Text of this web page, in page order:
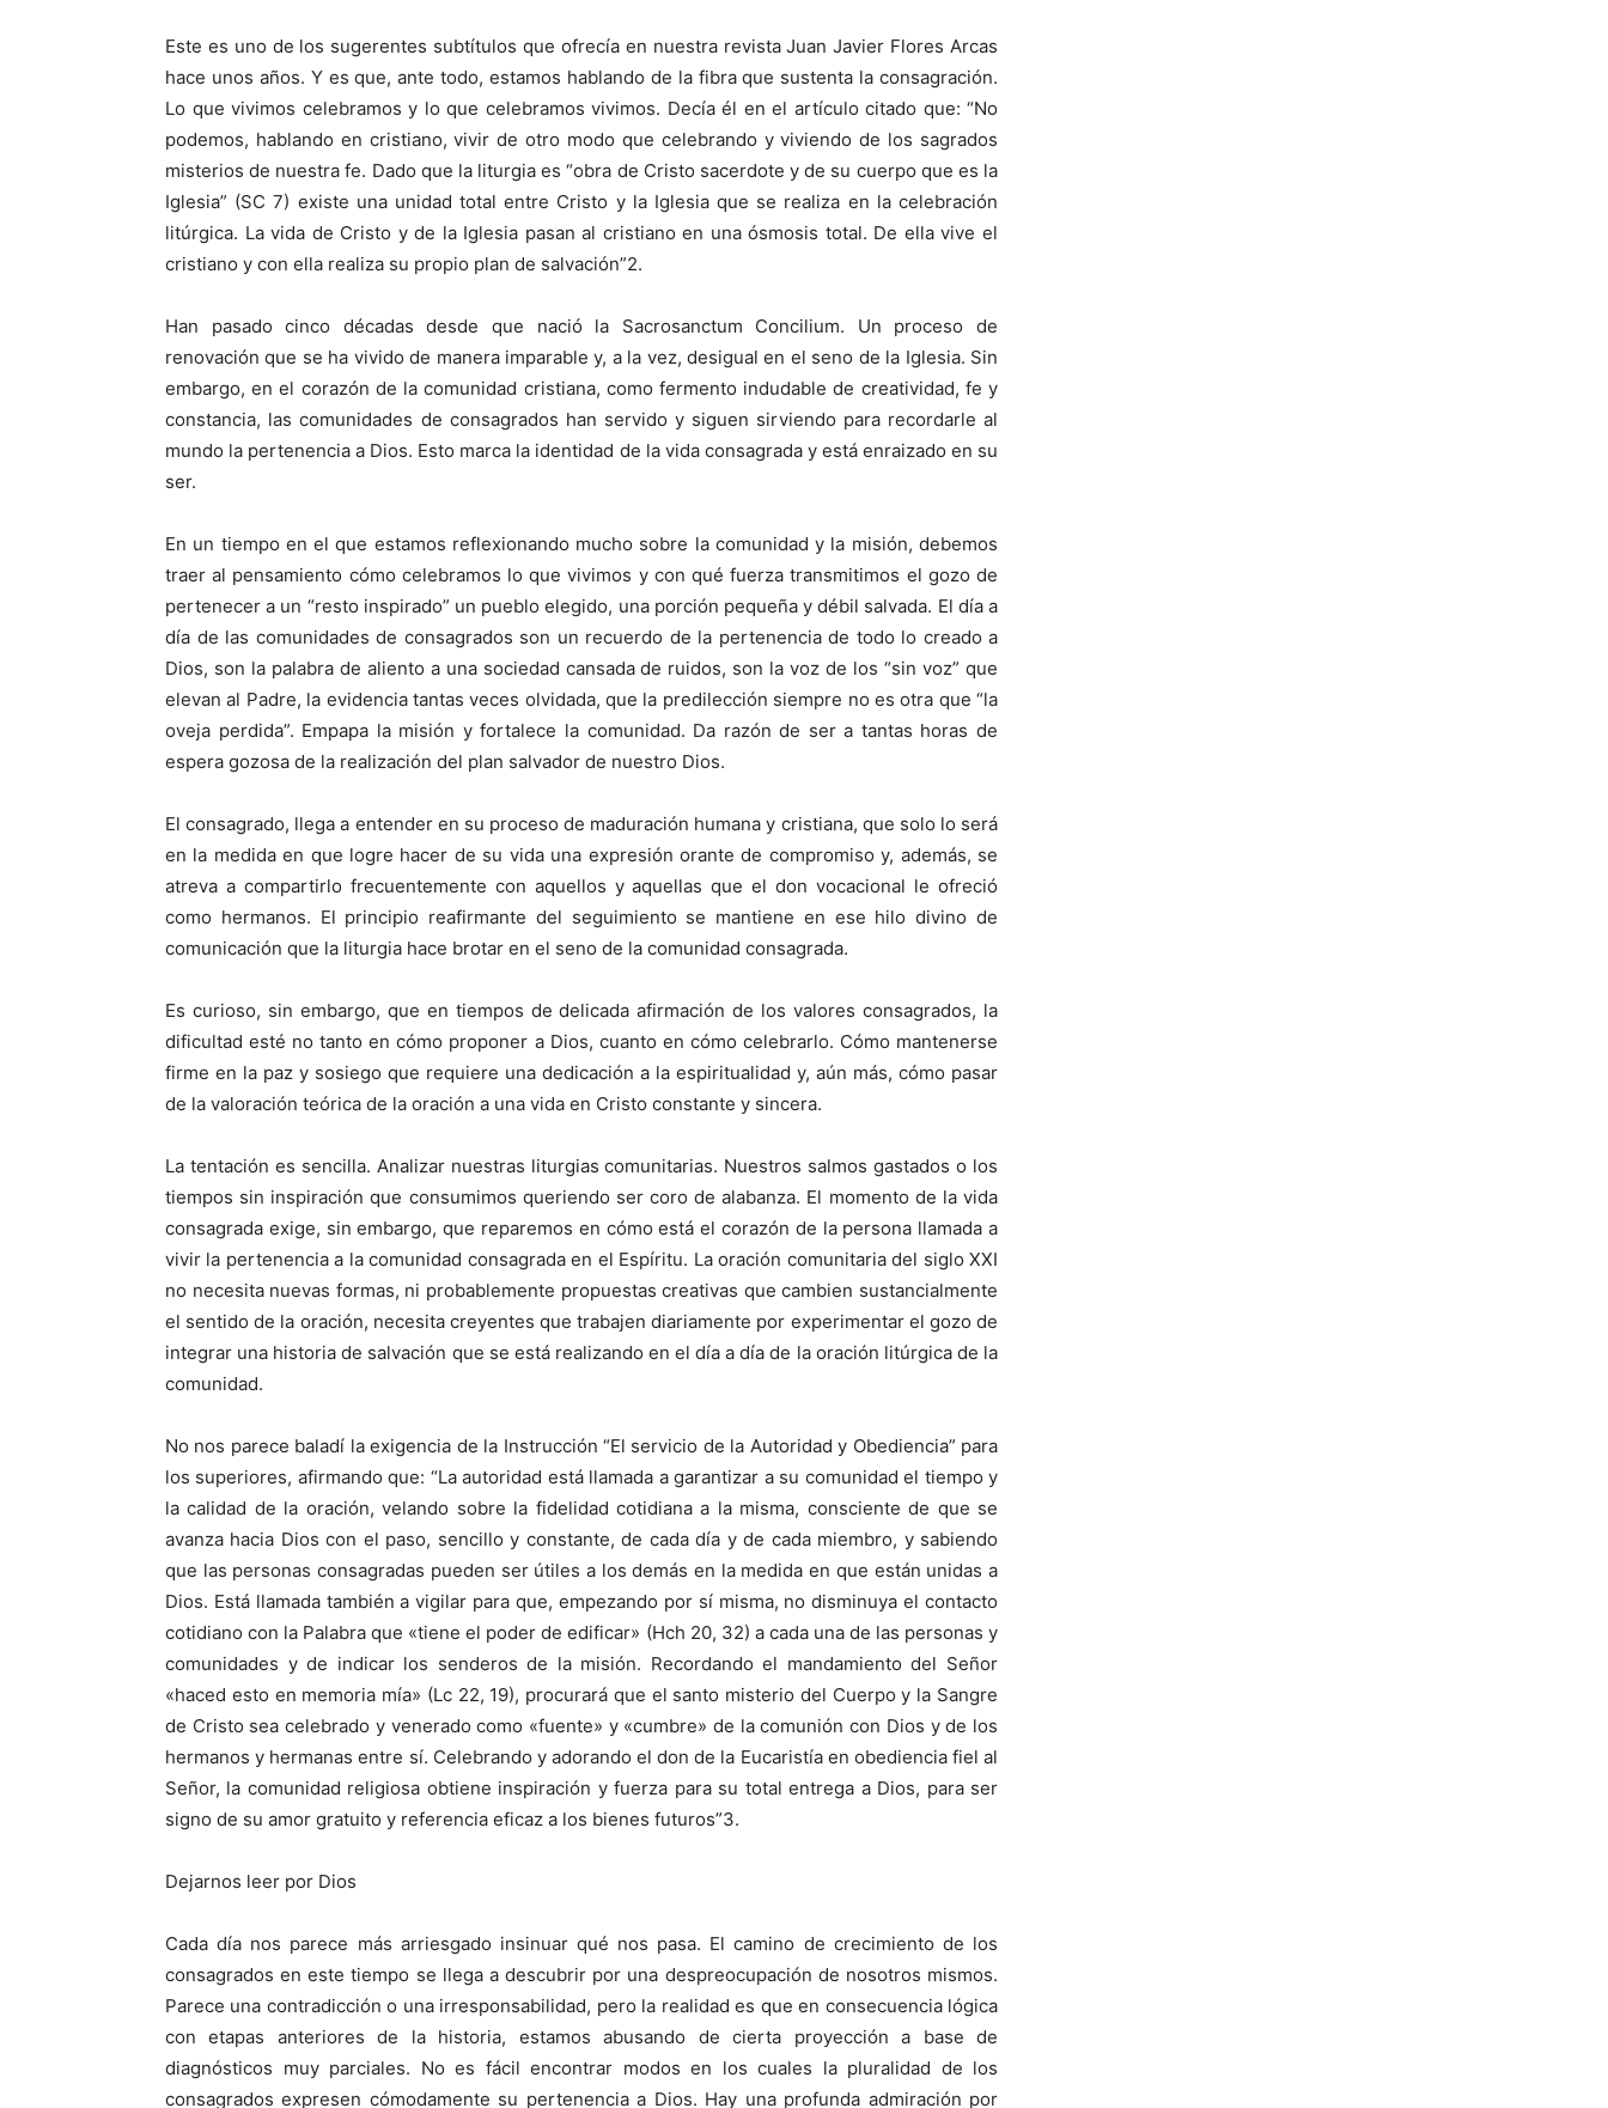
Este es uno de los sugerentes subtítulos que ofrecía en nuestra revista Juan Javier Flores Arcas
hace unos años. Y es que, ante todo, estamos hablando de la fibra que sustenta la consagración.
Lo que vivimos celebramos y lo que celebramos vivimos. Decía él en el artículo citado que: “No
podemos, hablando en cristiano, vivir de otro modo que celebrando y viviendo de los sagrados
misterios de nuestra fe. Dado que la liturgia es “obra de Cristo sacerdote y de su cuerpo que es la
Iglesia” (SC 7) existe una unidad total entre Cristo y la Iglesia que se realiza en la celebración
litúrgica. La vida de Cristo y de la Iglesia pasan al cristiano en una ósmosis total. De ella vive el
cristiano y con ella realiza su propio plan de salvación”2.
Han pasado cinco décadas desde que nació la Sacrosanctum Concilium. Un proceso de
renovación que se ha vivido de manera imparable y, a la vez, desigual en el seno de la Iglesia. Sin
embargo, en el corazón de la comunidad cristiana, como fermento indudable de creatividad, fe y
constancia, las comunidades de consagrados han servido y siguen sirviendo para recordarle al
mundo la pertenencia a Dios. Esto marca la identidad de la vida consagrada y está enraizado en su
ser.
En un tiempo en el que estamos reflexionando mucho sobre la comunidad y la misión, debemos
traer al pensamiento cómo celebramos lo que vivimos y con qué fuerza transmitimos el gozo de
pertenecer a un “resto inspirado” un pueblo elegido, una porción pequeña y débil salvada. El día a
día de las comunidades de consagrados son un recuerdo de la pertenencia de todo lo creado a
Dios, son la palabra de aliento a una sociedad cansada de ruidos, son la voz de los “sin voz” que
elevan al Padre, la evidencia tantas veces olvidada, que la predilección siempre no es otra que “la
oveja perdida”. Empapa la misión y fortalece la comunidad. Da razón de ser a tantas horas de
espera gozosa de la realización del plan salvador de nuestro Dios.
El consagrado, llega a entender en su proceso de maduración humana y cristiana, que solo lo será
en la medida en que logre hacer de su vida una expresión orante de compromiso y, además, se
atreva a compartirlo frecuentemente con aquellos y aquellas que el don vocacional le ofreció
como hermanos. El principio reafirmante del seguimiento se mantiene en ese hilo divino de
comunicación que la liturgia hace brotar en el seno de la comunidad consagrada.
Es curioso, sin embargo, que en tiempos de delicada afirmación de los valores consagrados, la
dificultad esté no tanto en cómo proponer a Dios, cuanto en cómo celebrarlo. Cómo mantenerse
firme en la paz y sosiego que requiere una dedicación a la espiritualidad y, aún más, cómo pasar
de la valoración teórica de la oración a una vida en Cristo constante y sincera.
La tentación es sencilla. Analizar nuestras liturgias comunitarias. Nuestros salmos gastados o los
tiempos sin inspiración que consumimos queriendo ser coro de alabanza. El momento de la vida
consagrada exige, sin embargo, que reparemos en cómo está el corazón de la persona llamada a
vivir la pertenencia a la comunidad consagrada en el Espíritu. La oración comunitaria del siglo XXI
no necesita nuevas formas, ni probablemente propuestas creativas que cambien sustancialmente
el sentido de la oración, necesita creyentes que trabajen diariamente por experimentar el gozo de
integrar una historia de salvación que se está realizando en el día a día de la oración litúrgica de la
comunidad.
No nos parece baladí la exigencia de la Instrucción “El servicio de la Autoridad y Obediencia” para
los superiores, afirmando que: “La autoridad está llamada a garantizar a su comunidad el tiempo y
la calidad de la oración, velando sobre la fidelidad cotidiana a la misma, consciente de que se
avanza hacia Dios con el paso, sencillo y constante, de cada día y de cada miembro, y sabiendo
que las personas consagradas pueden ser útiles a los demás en la medida en que están unidas a
Dios. Está llamada también a vigilar para que, empezando por sí misma, no disminuya el contacto
cotidiano con la Palabra que «tiene el poder de edificar» (Hch 20, 32) a cada una de las personas y
comunidades y de indicar los senderos de la misión. Recordando el mandamiento del Señor
«haced esto en memoria mía» (Lc 22, 19), procurará que el santo misterio del Cuerpo y la Sangre
de Cristo sea celebrado y venerado como «fuente» y «cumbre» de la comunión con Dios y de los
hermanos y hermanas entre sí. Celebrando y adorando el don de la Eucaristía en obediencia fiel al
Señor, la comunidad religiosa obtiene inspiración y fuerza para su total entrega a Dios, para ser
signo de su amor gratuito y referencia eficaz a los bienes futuros”3.
Dejarnos leer por Dios
Cada día nos parece más arriesgado insinuar qué nos pasa. El camino de crecimiento de los
consagrados en este tiempo se llega a descubrir por una despreocupación de nosotros mismos.
Parece una contradicción o una irresponsabilidad, pero la realidad es que en consecuencia lógica
con etapas anteriores de la historia, estamos abusando de cierta proyección a base de
diagnósticos muy parciales. No es fácil encontrar modos en los cuales la pluralidad de los
consagrados expresen cómodamente su pertenencia a Dios. Hay una profunda admiración por